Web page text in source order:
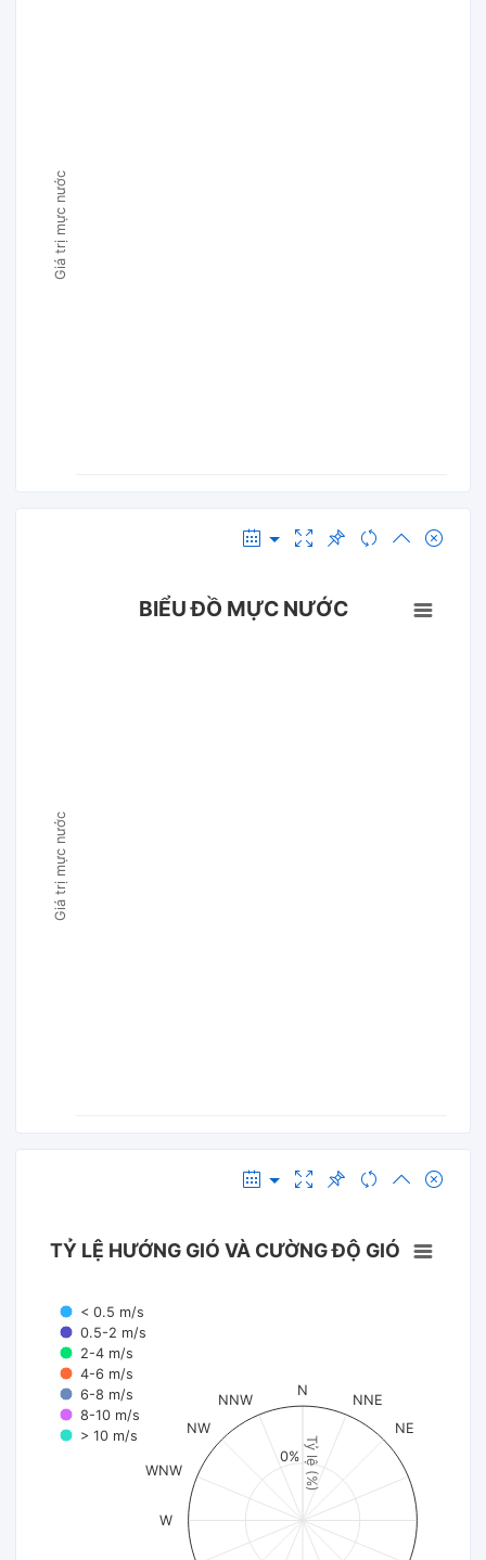
Giá trị mực nước
Giá trị mực nước
BIỂU ĐỒ MỰC NƯỚC
Tỷ lệ (%)
TỶ LỆ HƯỚNG GIÓ VÀ CƯỜNG ĐỘ GIÓ
< 0.5 m/s
0.5-2 m/s
2-4 m/s
4-6 m/s
6-8 m/s
8-10 m/s
> 10 m/s
N
NNE
NE
W
WNW
NW
NNW
0%